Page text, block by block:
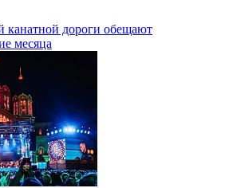
канатной дороги обещают
месяца